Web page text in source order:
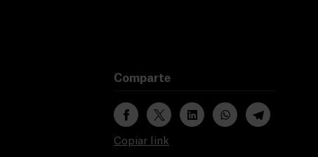
Comparte
Copiar link